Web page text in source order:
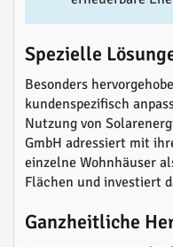
Spezielle
Besonders
kundenspezifisch
Nutzung von
GmbH adressiert mit
einzelne Wohnhäuser
Flächen und investiert
Ganzheitliche